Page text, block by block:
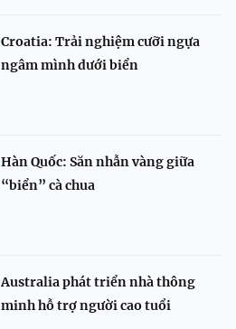
Croatia: Trải nghiệm cưỡi ngựa
ngâm mình dưới biển
Hàn Quốc: Săn nhẫn vàng giữa
“biển” cà chua
Australia phát triển nhà thông
minh hỗ trợ người cao tuổi